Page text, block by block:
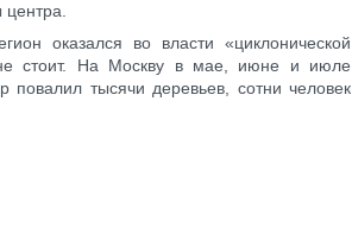
центра.
оказался во власти «циклонической
стоит. На Москву в мае, июне и июле
тысячи деревьев, сотни человек